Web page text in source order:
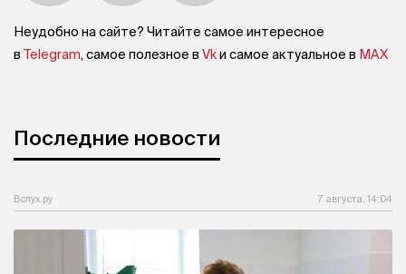
Неудобно на сайте? Читайте самое интересное
в Telegram, самое полезное в Vkи самое актуальное в MAX
Последние новости
Вслух.ру 7 августа, 14:04